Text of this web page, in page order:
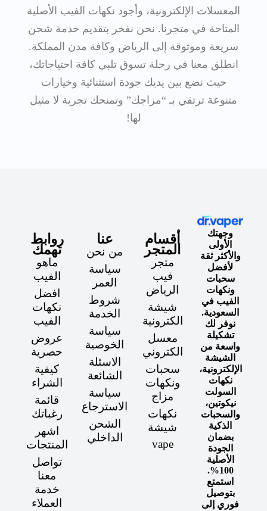
المعسلات الإلكترونية، وأجود نكهات الفيب الأصلية
المتاحة في متجرنا. نحن نفخر بتقديم خدمة شحن
سريعة وموثوقة إلى الرياض وكافة مدن المملكة.
انطلق معنا في رحلة تسوق تلبي كافة احتياجاتك،
حيث نضع بين يديك جودة استثنائية وخيارات
متنوعة ترتقي بـ “مزاجك” وتمنحك تجربة لا مثيل
لها!
وجهتك
الأولى
والأكثر ثقة
لأفضل
سحبات
ونكهات
الفيب في
السعودية.
نوفر لك
تشكيلة
واسعة من
الشيشة
الإلكترونية،
نكهات
السولت
نيكوتين،
والسحبات
الذكية
بضمان
الجودة
الأصلية
100%.
استمتع
بتوصيل
فوري إلى
أقسام
المتجر
متجر
فيب
الرياض
شيشة
الكترونية
معسل
الكتروني
سحبات
ونكهات
مزاج
نكهات
شيشة
vape
عنا
من نحن
سياسة
العمر
شروط
الخدمة
سياسة
الخوصية
الاسئلة
الشائعة
سياسة
الاسترجاع
الشحن
الداخلي
روابط
تهمك
ماهو
الفيب
افضل
نكهات
الفيب
عروض
حصرية
كيفية
الشراء
قائمة
رغباتك
اشهر
المنتجات
تواصل
معنا
خدمة
العملاء